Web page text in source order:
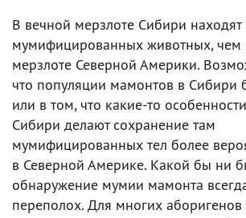
В вечной мерзлоте Сибири
мумифицированных животных, чем
мерзлоте Северной Америки.
что популяции мамонтов в Сибири
или в том, что какие-то
Сибири делают сохранение там
мумифицированных тел более
в Северной Америке. Какой бы ни
обнаружение мумии мамонта
переполох. Для многих аборигенов